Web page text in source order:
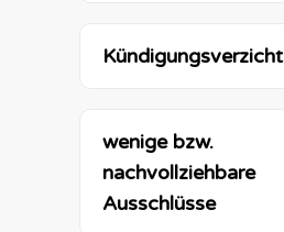
Kündigungsverzicht
wenige bzw.
nachvollziehbare
Ausschlüsse